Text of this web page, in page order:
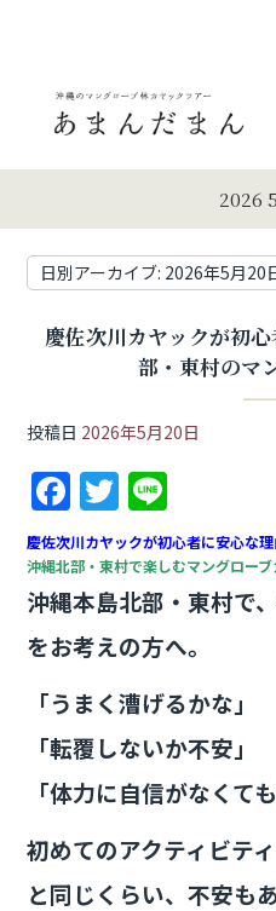
2026
日別アーカイブ: 2026年5月20
慶佐次川カヤックが初
部・東村のマ
投稿日 2026年5月20日
F
a
c
e
b
o
o
k
T
w
itt
er
n
e
慶佐次川カヤックが初心者に安心な理
沖縄北部・東村で楽しむマングロー
沖縄本島北部・東村で
をお考えの方へ。
「うまく漕げるかな」
「転覆しないか不安」
「体力に自信がなくて
初めてのアクティビテ
と同じくらい、不安も